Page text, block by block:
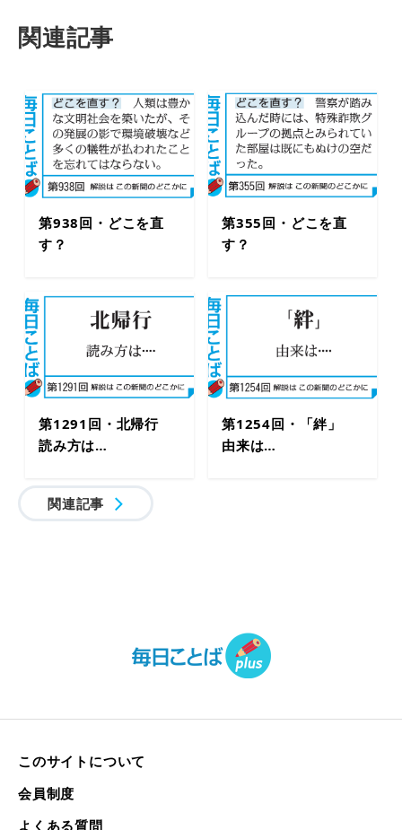
関連記事
第938回・どこを直
す？
第355回・どこを直
す？
第1291回・北帰行
読み方は…
第1254回・「絆」
由来は…
関連記事
このサイトについて
会員制度
よくある質問